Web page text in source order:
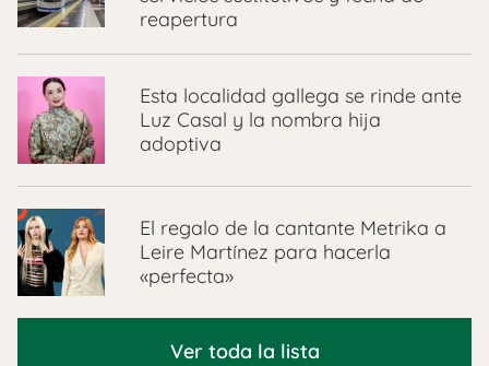
reapertura
Esta localidad gallega se rinde ante
Luz Casal y la nombra hija
adoptiva
El regalo de la cantante Metrika a
Leire Martínez para hacerla
«perfecta»
Ver toda la lista